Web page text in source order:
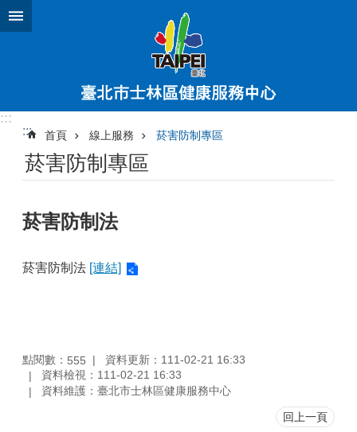
跳到主要內容區塊
:::
:::
首頁 線上服務 菸害防制專區
菸害防制專區
菸害防制法
菸害防制法 [連結]
點閱數： 555
資料更新：111-02-21 16:33
資料檢視：111-02-21 16:33
資料維護：臺北市士林區健康服務中心
回上一頁